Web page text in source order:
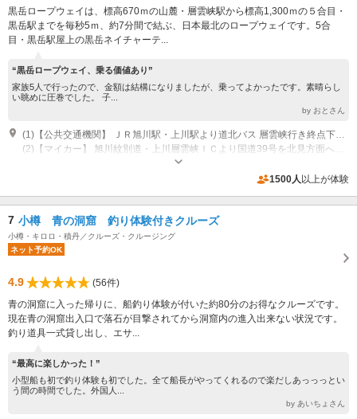
黒岳ロープウェイは、標高670ｍの山麓・層雲峡駅から標高1,300ｍの５合目・
黒岳駅までを毎秒5ｍ、約7分間で結ぶ、日本最北のロープウェイです。5合
目・黒岳駅屋上の黒岳ネイチャーテ...
“黒岳ロープウェイ、乗る価値あり”
家族5人で行ったので、金額は結構になりましたが、乗ってよかったです。素晴らし
い眺めに圧巻でした。 子...
by おとさん
営業時間：1月1日～6月20日 8:00～16:00 6月21日～9月30日 6:00～
18:00 10月1日～10月15日 7:00～17:00 10月16日～12月31日 8:00～
問合せ下さい。
1500人 以上が体験
7 小樽 青の洞窟 釣り体験付きクルーズ
小樽・キロロ・積丹／クルーズ・クルージング
ネット予約OK
4.9
(56件)
青の洞窟に入った帰りに、船釣り体験が付いた約80分のお得なクルーズです。
現在青の洞窟出入口で落石が目撃されてから洞窟内の進入出来ない状況です。
釣り道具一式貸し出し、エサ...
“最高に楽しかった！”
小型船も初で釣り体験も初でした。全て船長がやってくれるので楽だしあっっっとい
う間の時間でした。外国人...
by あいちょさん